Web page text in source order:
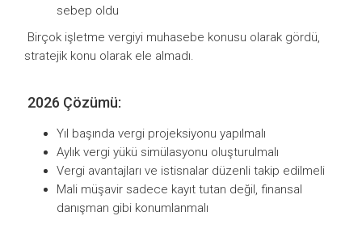
sebep oldu
Birçok işletme vergiyi muhasebe konusu olarak gördü,
stratejik konu olarak ele almadı.
2026 Çözümü:
Yıl başında vergi projeksiyonu yapılmalı
Aylık vergi yükü simülasyonu oluşturulmalı
Vergi avantajları ve istisnalar düzenli takip edilmeli
Mali müşavir sadece kayıt tutan değil, finansal
danışman gibi konumlanmalı